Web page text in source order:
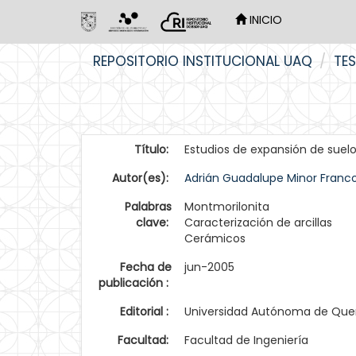
INICIO
REPOSITORIO INSTITUCIONAL UAQ
Título:
Estudios de expansión de
Autor(es):
Adrián Guadalupe Minor
Palabras
clave:
Montmorilonita
Caracterización de arcillas
Cerámicos
Fecha de
publicación :
jun-2005
Editorial :
Universidad Autónoma de
Facultad:
Facultad de Ingeniería